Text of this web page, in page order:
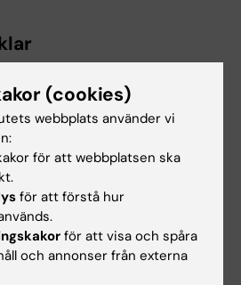
NanoPhotometer
NP80 och torris‑box i
(cookies)
webbplats använder vi
för att webbplatsen ska
för att förstå hur
för att visa och spåra
och annonser från externa